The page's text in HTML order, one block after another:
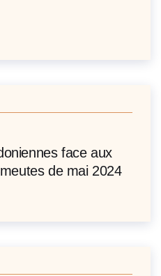
face aux
de mai 2024